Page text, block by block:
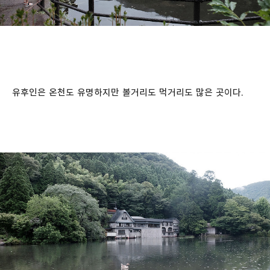
유후인은 온천도 유명하지만 볼거리도 먹거리도 많은 곳이다.